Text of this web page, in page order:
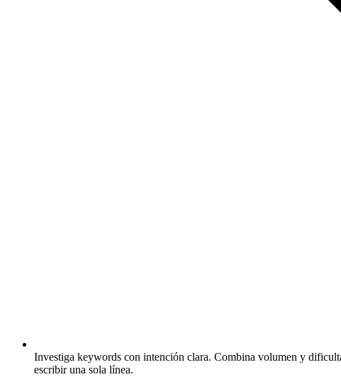
Investiga keywords con intención clara. Combina volumen y
escribir una sola línea.